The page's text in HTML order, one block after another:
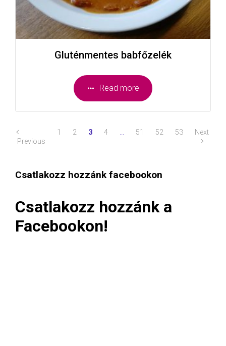
Gluténmentes babfőzelék
Read more
Previous
1 2 3 4 … 51 52 53 Next
Csatlakozz hozzánk facebookon
Csatlakozz hozzánk a
Facebookon!